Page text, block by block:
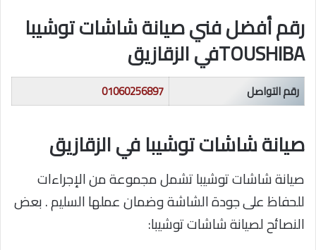
رقم أفضل فني صيانة شاشات توشيبا
TOUSHIBAفي الزقازيق
رقم التواصل 01060256897
صيانة شاشات توشيبا في الزقازيق
صيانة شاشات توشيبا تشمل مجموعة من الإجراءات
للحفاظ على جودة الشاشة وضمان عملها السليم . بعض
النصائح لصيانة شاشات توشيبا: